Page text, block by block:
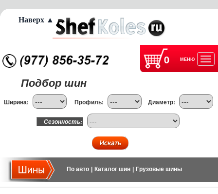
0 МЕНЮ
Подбор шин
Ширина: Профиль: Диаметр:
Сезонность:
По авто Каталог шин Грузовые шины
Наверх ▲